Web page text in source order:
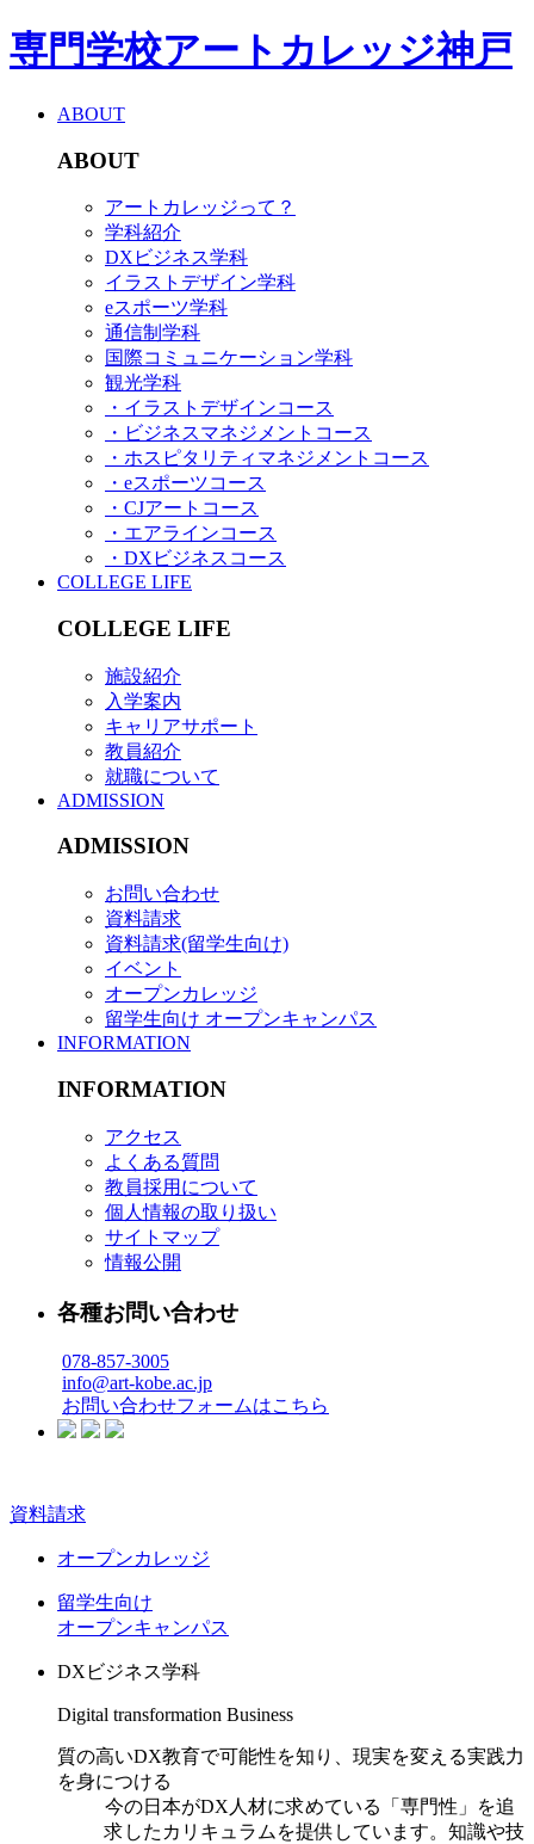
専門学校アートカレッジ神戸
ABOUT
ABOUT
アートカレッジって？
学科紹介
DXビジネス学科
イラストデザイン学科
eスポーツ学科
通信制学科
国際コミュニケーション学科
観光学科
・イラストデザインコース
・ビジネスマネジメントコース
・ホスピタリティマネジメントコース
・eスポーツコース
・CJアートコース
・エアラインコース
・DXビジネスコース
COLLEGE LIFE
COLLEGE LIFE
施設紹介
入学案内
キャリアサポート
教員紹介
就職について
ADMISSION
ADMISSION
お問い合わせ
資料請求
資料請求(留学生向け)
イベント
オープンカレッジ
留学生向け オープンキャンパス
INFORMATION
INFORMATION
アクセス
よくある質問
教員採用について
個人情報の取り扱い
サイトマップ
情報公開
各種お問い合わせ
078-857-3005
info@art-kobe.ac.jp
お問い合わせフォームはこちら
資料請求
オープンカレッジ
留学生向け
オープンキャンパス
DXビジネス学科
Digital transformation Business
質の高いDX教育で可能性を知り、現実を変える実践力
を身につける
今の日本がDX人材に求めている「専門性」を追
求したカリキュラムを提供しています。知識や技